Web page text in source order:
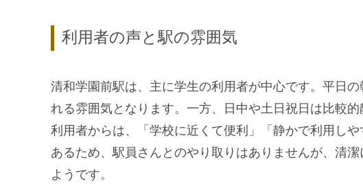
利用者の声と駅の雰囲気
清和学園前駅は、主に学生の利用者が中心です。平日
れる雰囲気となります。一方、日中や土日祝日は比較
利用者からは、「学校に近くて便利」「静かで利用し
あるため、駅員さんとのやり取りはありませんが、清
ようです。